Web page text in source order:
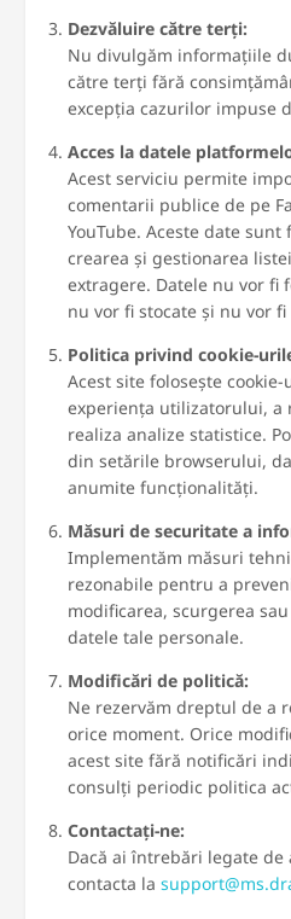
Dezvăluire către terți:
Nu divulgăm informațiile
către terți fără
excepția cazurilor impuse
Acces la datele
Acest serviciu permite
comentarii publice de pe
YouTube. Aceste date
crearea și gestionarea
extragere. Datele nu vor fi
nu vor fi stocate și nu vor
Politica privind cookie-
Acest site folosește
experiența utilizatorului, a
realiza analize statistice.
din setările browserului,
anumite funcționalități.
Măsuri de securitate a
Implementăm măsuri
rezonabile pentru a
modificarea, scurgerea
datele tale personale.
Modificări de politică:
Ne rezervăm dreptul de a
orice moment. Orice
acest site fără notificări
consulți periodic politica
Contactați-ne:
Dacă ai întrebări legate
contacta la